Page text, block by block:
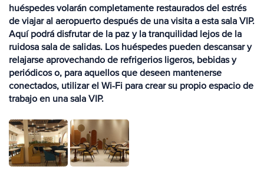
huéspedes volarán completamente restaurados del estrés
de viajar al aeropuerto después de una visita a esta sala VIP.
Aquí podrá disfrutar de la paz y la tranquilidad lejos de la
ruidosa sala de salidas. Los huéspedes pueden descansar y
relajarse aprovechando de refrigerios ligeros, bebidas y
periódicos o, para aquellos que deseen mantenerse
conectados, utilizar el Wi-Fi para crear su propio espacio de
trabajo en una sala VIP.